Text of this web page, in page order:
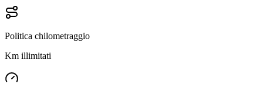
Politica chilometraggio
Km illimitati